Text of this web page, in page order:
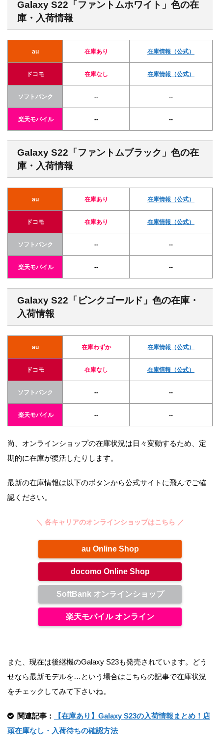
Galaxy S22「ファントムホワイト」色の在
庫・入荷情報
au 在庫あり 在庫情報 （公式）
ドコモ 在庫なし 在庫情報 （公式）
ソフトバンク -- --
楽天モバイル -- --
Galaxy S22「ファントムブラック」色の在
庫・入荷情報
au 在庫あり 在庫情報 （公式）
ドコモ 在庫あり 在庫情報 （公式）
ソフトバンク -- --
楽天モバイル -- --
Galaxy S22「ピンクゴールド」色の在庫・
入荷情報
au 在庫わずか 在庫情報 （公式）
ドコモ 在庫なし 在庫情報 （公式）
ソフトバンク -- --
楽天モバイル -- --
尚、オンラインショップの在庫状況は日々変動するため、定
期的に在庫が復活したりします。
最新の在庫情報は以下のボタンから公式サイトに飛んでご確
認ください。
＼ 各キャリアのオンラインショップはこちら ／
au Online Shop
docomo Online Shop
SoftBank オンラインショップ
楽天モバイル オンライン
また、現在は後継機のGalaxy S23も発売されています。どう
せなら最新モデルを…という場合はこちらの記事で在庫状況
をチェックしてみて下さいね。
関連記事：
【在庫あり】Galaxy S23の入荷情報まとめ！店
頭在庫なし・入荷待ちの確認方法